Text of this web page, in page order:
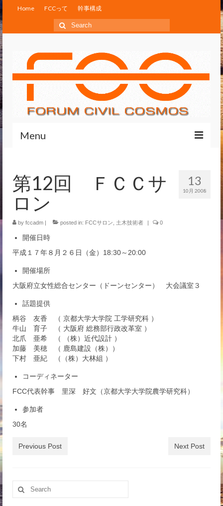
Home FCCって 幹事構成
Search
for:
Menu
FCCって
幹事構成
イベント
13
10月 2008
第12回 ＦＣＣサ
ロン
by fccadm | posted in: FCCサロン 土木技術者 | 0
開催日時
平成１７年８月２６日（金）18:30～20:00
開催場所
大阪府立女性総合センター（ドーンセンター） 大会議室３
話題提供
柄谷 友香 （ 京都大学大学院 工学研究科 ）
牛山 育子 （ 大阪府 総務部行政改革室 ）
北爪 亜希 （ （株）近代設計 ）
加藤 美穂 （ 鹿島建設（株））
下村 亜紀 （（株）大林組 ）
コーディネーター
FCC代表幹事 里深 好文（京都大学大学院農学研究科）
参加者
30名
Previous Post Next Post
Search
for: